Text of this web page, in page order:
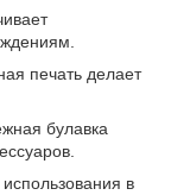
печать делает
булавка
в